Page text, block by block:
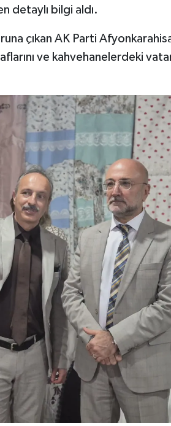
detaylı bilgi aldı.
çıkan AK Parti
ve kahvehanelerdeki